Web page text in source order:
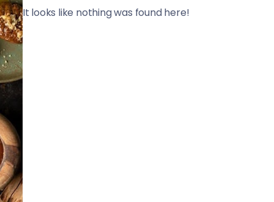
It looks like nothing was found here!